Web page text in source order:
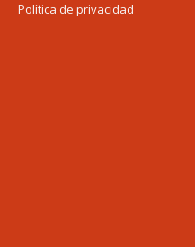
Política de privacidad